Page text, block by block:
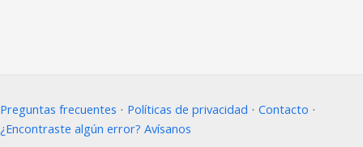
Preguntas frecuentes ⋅ Políticas de privacidad ⋅ Contacto ⋅
¿Encontraste algún error? Avísanos